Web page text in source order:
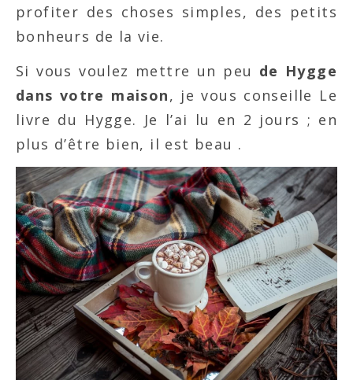
profiter des choses simples, des petits
bonheurs de la vie.
Si vous voulez mettre un peu de Hygge
dans votre maison, je vous conseille Le
livre du Hygge. Je l’ai lu en 2 jours ; en
plus d’être bien, il est beau .